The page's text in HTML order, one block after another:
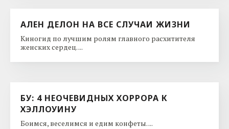
АЛЕН ДЕЛОН НА ВСЕ СЛУЧАИ ЖИЗНИ
Киногид по лучшим ролям главного расхитителя
женских сердец. ...
БУ: 4 НЕОЧЕВИДНЫХ ХОРРОРА К
ХЭЛЛОУИНУ
Боимся, веселимся и едим конфеты. ...